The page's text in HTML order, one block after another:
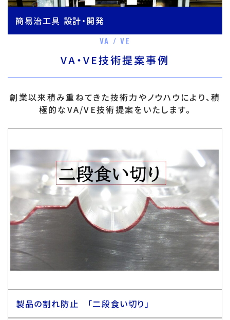
簡易治工具 設計・開発
VA / VE
VA・VE技術提案事例
創業以来積み重ねてきた技術力やノウハウにより、積
極的なVA/VE技術提案をいたします。
製品の割れ防止 「二段食い切り」